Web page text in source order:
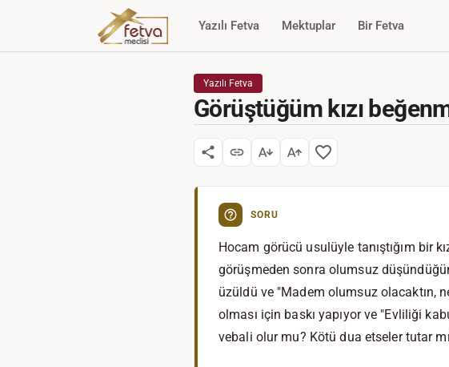
Yazılı Fetva Mektuplar Bir Fetva
Yazılı Fetva
Görüştüğüm kızı
SORU
Hocam görücü usulüyle tanıştığım bir
görüşmeden sonra olumsuz
üzüldü ve "Madem olumsuz olacaktın,
olması için baskı yapıyor ve "Evliliği
vebali olur mu? Kötü dua etseler tutar